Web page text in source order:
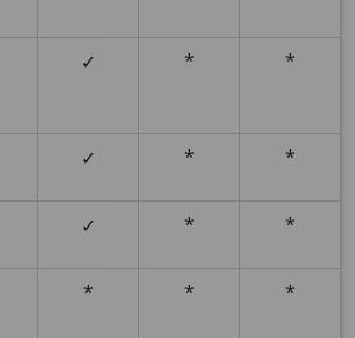
✓ * *
✓ * *
✓ * *
* * *